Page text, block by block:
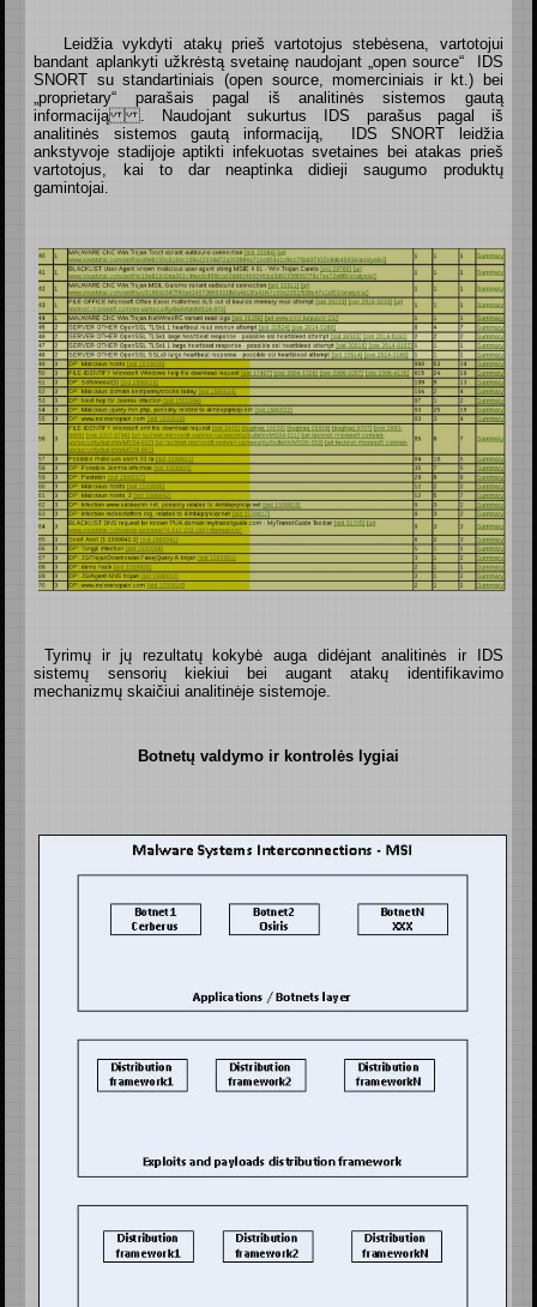
Leidžia vykdyti atakų prieš vartotojus stebėsena, vartotojui
bandant aplankyti užkrėstą svetainę naudojant „open source“ IDS
SNORT su standartiniais (open source, momerciniais ir kt.) bei
„proprietary“ parašais pagal iš analitinės sistemos gautą
informaciją . Naudojant sukurtus IDS parašus pagal iš
analitinės sistemos gautą informaciją, IDS SNORT leidžia
ankstyvoje stadijoje aptikti infekuotas svetaines bei atakas prieš
vartotojus, kai to dar neaptinka didieji saugumo produktų
gamintojai.
Tyrimų ir jų rezultatų kokybė auga didėjant analitinės ir IDS
sistemų sensorių kiekiui bei augant atakų identifikavimo
mechanizmų skaičiui analitinėje sistemoje.
Botnetų valdymo ir kontrolės lygiai